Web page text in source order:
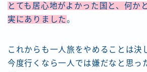
とても居心地がよかった国と、何か
実にありました。
これからも一人旅をやめることは決
今度行くなら一人では嫌だなと思っ